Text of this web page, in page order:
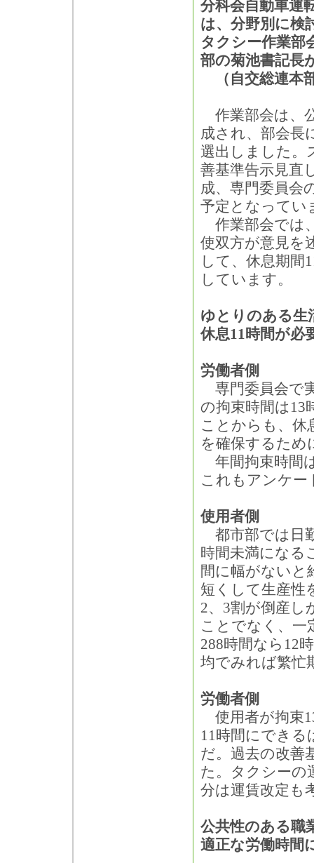
分科会自動車運
は、分野別に検
タクシー作業部
部の菊池書記長
（自交総連本
作業部会は、
成され、部会長
選出しました。
善基準告示見直
成、専門委員会
予定となってい
作業部会では
使双方が意見を
して、休息期間
しています。
ゆとりのある生
休息11時間が必
労働者側
専門委員会で
の拘束時間は13
ことからも、休
を確保するため
年間拘束時間
これもアンケー
使用者側
都市部では日
時間未満になる
間に幅がないと
短くして生産性
2、3割が倒産し
ことでなく、一
288時間なら12
均でみれば繁忙
労働者側
使用者が拘束
11時間にできる
だ。過去の改善
た。タクシーの
分は運賃改定も
公共性のある職
適正な労働時間